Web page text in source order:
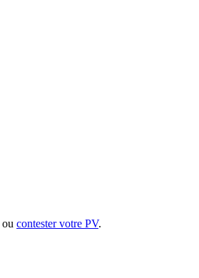
ou contester votre PV.